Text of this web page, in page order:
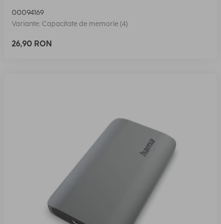
00094169
Variante: Capacitate de memorie (4)
26,90 RON